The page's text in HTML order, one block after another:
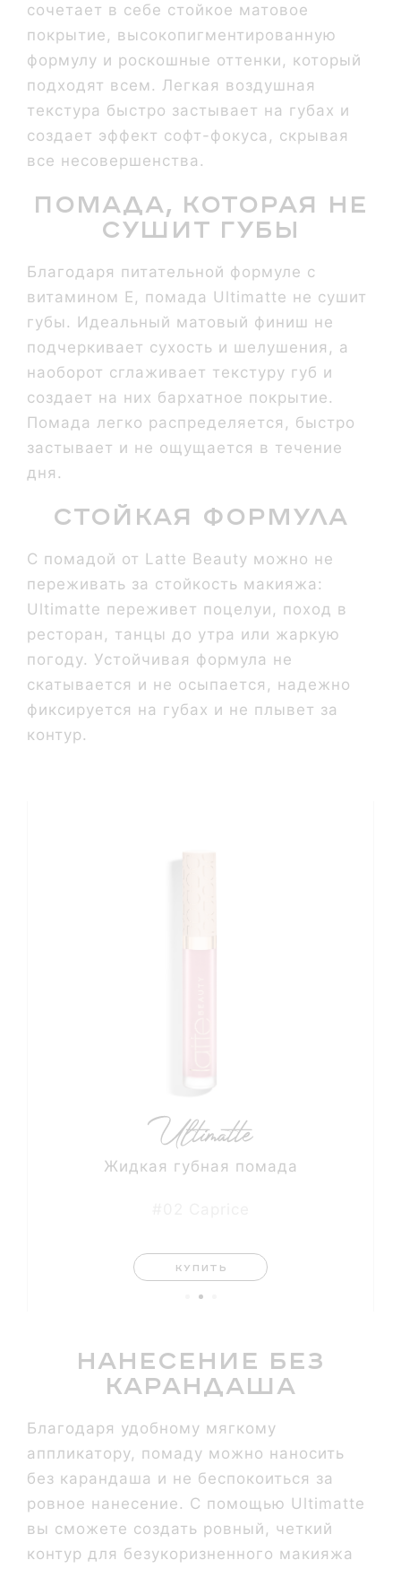
сочетает в себе стойкое матовое
покрытие, высокопигментированную
формулу и роскошные оттенки, который
подходят всем. Легкая воздушная
текстура быстро застывает на губах и
создает эффект софт-фокуса, скрывая
все несовершенства.
Помада, которая не
сушит губы
Благодаря питательной формуле с
витамином Е, помада Ultimatte не сушит
губы. Идеальный матовый финиш не
подчеркивает сухость и шелушения, а
наоборот сглаживает текстуру губ и
создает на них бархатное покрытие.
Помада легко распределяется, быстро
застывает и не ощущается в течение
дня.
Стойкая формула
С помадой от Latte Beauty можно не
переживать за стойкость макияжа:
Ultimatte переживет поцелуи, поход в
ресторан, танцы до утра или жаркую
погоду. Устойчивая формула не
скатывается и не осыпается, надежно
фиксируется на губах и не плывет за
контур.
Жидкая губная помада
КУПИТЬ
Нанесение без
карандаша
Благодаря удобному мягкому
аппликатору, помаду можно наносить
без карандаша и не беспокоиться за
ровное нанесение. С помощью Ultimatte
вы сможете создать ровный, четкий
контур для безукоризненного макияжа